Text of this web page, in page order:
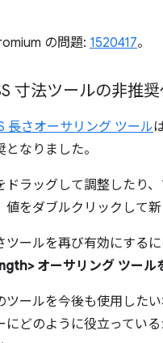
の問題: 1520417。
寸法ツールの非推
長さオーサリング ツール
となりました。
ドラッグして調整したり
値をダブルクリックして新
ツールを再び有効にするに
オーサリング ツール
ツールを今後も使用した
にどのように役立ってい